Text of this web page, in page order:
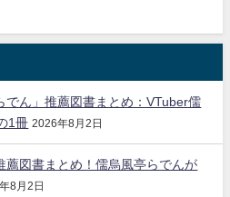
でん」推薦図書まとめ：VTuber儒
1冊 2026年8月2日
薦図書まとめ！儒烏風亭らでんが
8月2日